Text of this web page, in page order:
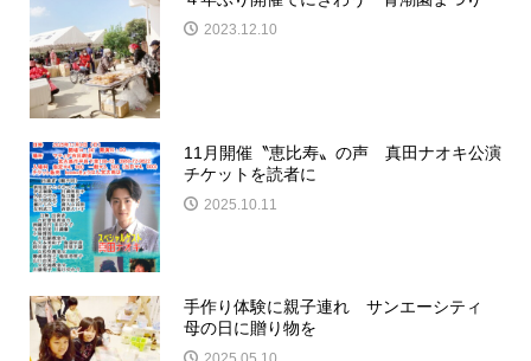
2023.12.10
11月開催〝恵比寿〟の声 真田ナオキ公演
チケットを読者に
2025.10.11
手作り体験に親子連れ サンエーシティ
母の日に贈り物を